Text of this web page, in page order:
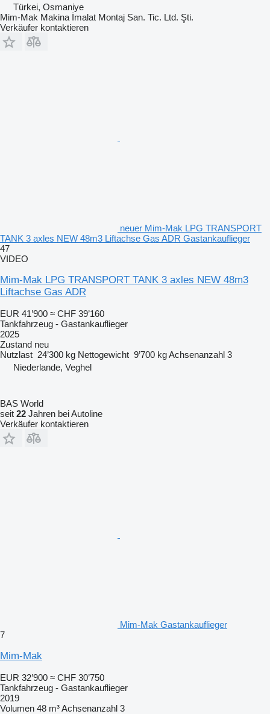
Türkei, Osmaniye
Mim-Mak Makina İmalat Montaj San. Tic. Ltd. Şti.
Verkäufer kontaktieren
neuer Mim-Mak LPG TRANSPORT
TANK 3 axles NEW 48m3 Liftachse Gas ADR Gastankauflieger
47
VIDEO
Mim-Mak LPG TRANSPORT TANK 3 axles NEW 48m3
Liftachse Gas ADR
EUR 41’900 ≈ CHF 39’160
Tankfahrzeug - Gastankauflieger
2025
Zustand neu
Nutzlast 24’300 kg Nettogewicht 9’700 kgAchsenanzahl 3
Niederlande, Veghel
BAS World
seit 22 Jahren bei Autoline
Verkäufer kontaktieren
Mim-Mak Gastankauflieger
7
Mim-Mak
EUR 32’900 ≈ CHF 30’750
Tankfahrzeug - Gastankauflieger
2019
Volumen 48 m³Achsenanzahl 3